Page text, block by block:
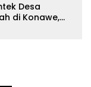
Desa
di Konawe,